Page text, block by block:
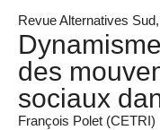
Revue Alternatives
des
sociaux
François Polet (CETRI)